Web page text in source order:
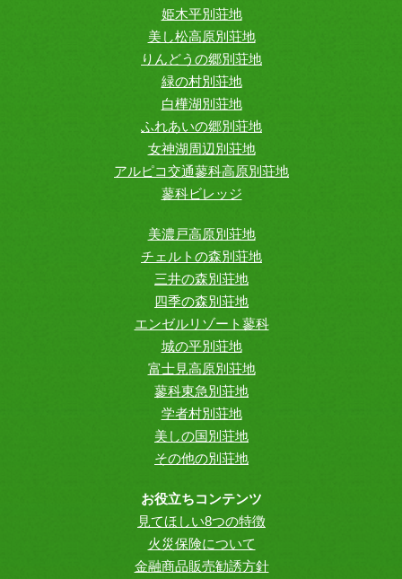
姫木平別荘地
美し松高原別荘地
りんどうの郷別荘地
緑の村別荘地
白樺湖別荘地
ふれあいの郷別荘地
女神湖周辺別荘地
アルピコ交通蓼科高原別荘地
蓼科ビレッジ
美濃戸高原別荘地
チェルトの森別荘地
三井の森別荘地
四季の森別荘地
エンゼルリゾート蓼科
城の平別荘地
富士見高原別荘地
蓼科東急別荘地
学者村別荘地
美しの国別荘地
その他の別荘地
お役立ちコンテンツ
見てほしい8つの特徴
火災保険について
金融商品販売勧誘方針